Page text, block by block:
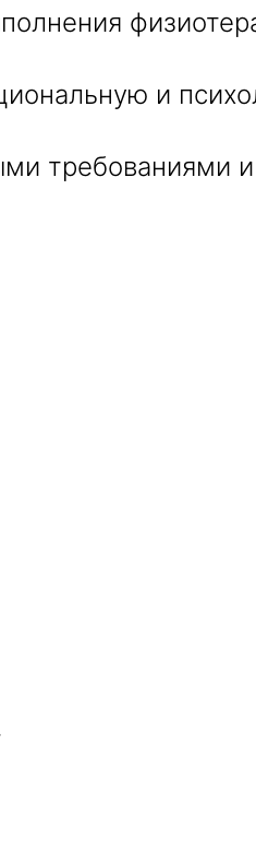
и
требованиями